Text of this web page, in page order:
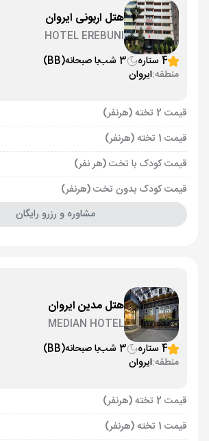
هتل اربونی ایروان
HOTEL EREBUNI
4 ستاره
3 شب با صبحانه(BB)
منطقه:ایروان
قیمت 2 تخته (هرنفر)
قیمت 1 تخته (هرنفر)
قیمت کودک با تخت (هر نفر)
قیمت کودک بدون تخت (هرنفر)
مشاوره و رزرو رایگان
هتل مدین ایروان
MEDIAN HOTEL
4 ستاره
3 شب با صبحانه(BB)
منطقه:ایروان
قیمت 2 تخته (هرنفر)
قیمت 1 تخته (هرنفر)